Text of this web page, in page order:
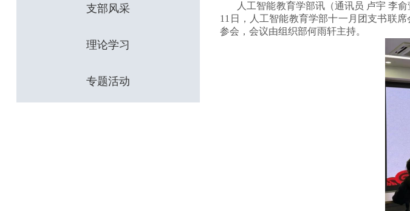
支部风采
理论学习
专题活动
人工智能教育学部讯（通讯员 卢宇 李俞
11日，人工智能教育学部十一月团支书联
参会，会议由组织部何雨轩主持。